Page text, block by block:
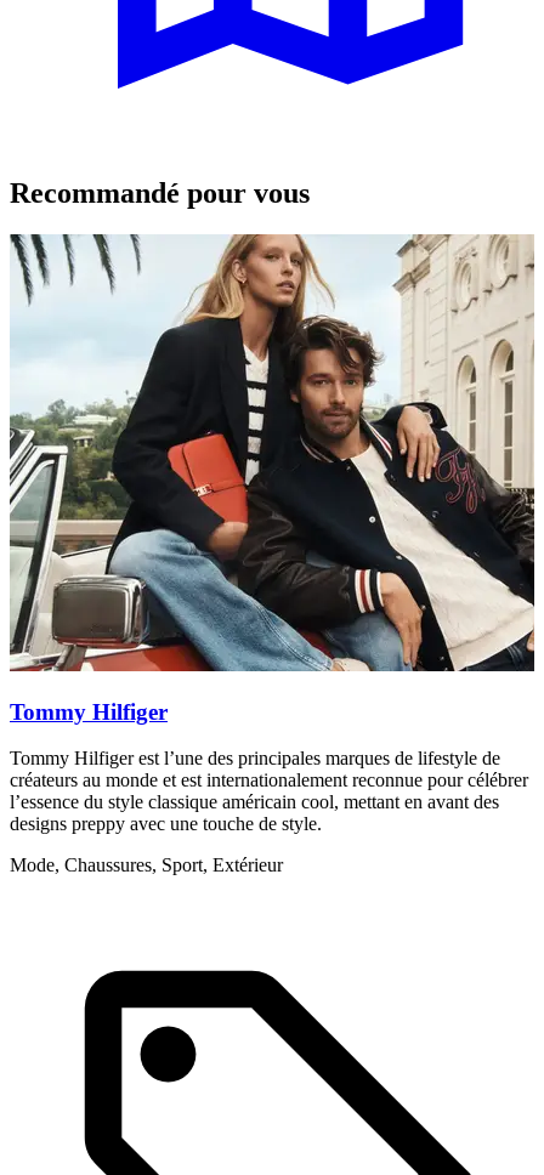
Recommandé pour vous
Tommy Hilfiger
Tommy Hilfiger est l’une des principales marques de lifestyle de
créateurs au monde et est internationalement reconnue pour célébrer
l’essence du style classique américain cool, mettant en avant des
designs preppy avec une touche de style.
Mode, Chaussures, Sport, Extérieur